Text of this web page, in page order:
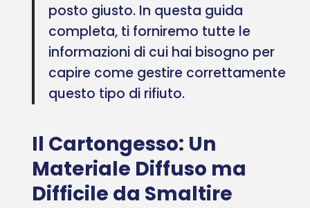
posto giusto. In questa guida
completa, ti forniremo tutte le
informazioni di cui hai bisogno per
capire come gestire correttamente
questo tipo di rifiuto.
Il Cartongesso: Un
Materiale Diffuso ma
Difficile da Smaltire